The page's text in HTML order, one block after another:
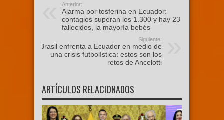
Anterior:
Alarma por tosferina en Ecuador:
contagios superan los 1.300 y hay 23
fallecidos, la mayoría bebés
Siguiente:
Brasil enfrenta a Ecuador en medio de
una crisis futbolística: estos son los
retos de Ancelotti
ARTÍCULOS RELACIONADOS